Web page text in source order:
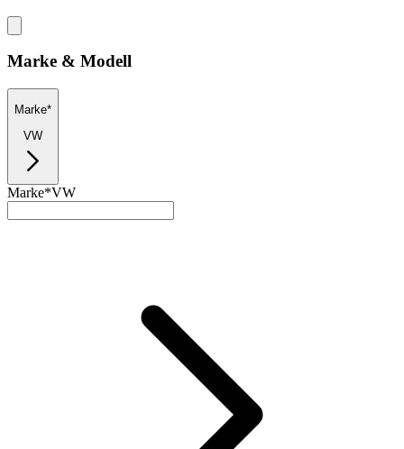
Marke & Modell
Marke*
VW
Marke*VW